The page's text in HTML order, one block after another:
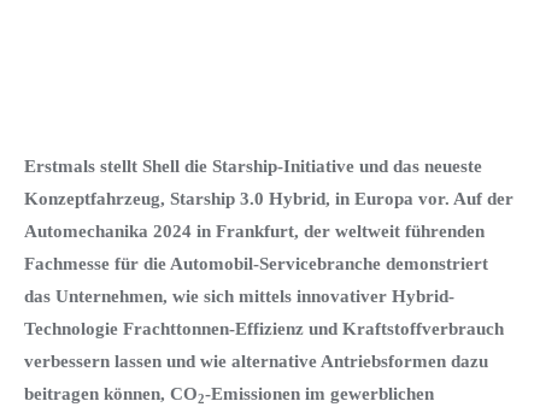
Erstmals stellt Shell die Starship-Initiative und das neueste
Konzeptfahrzeug, Starship 3.0 Hybrid, in Europa vor. Auf der
Automechanika 2024 in Frankfurt, der weltweit führenden
Fachmesse für die Automobil-Servicebranche demonstriert
das Unternehmen, wie sich mittels innovativer Hybrid-
Technologie Frachttonnen-Effizienz und Kraftstoffverbrauch
verbessern lassen und wie alternative Antriebsformen dazu
beitragen können, CO2-Emissionen im gewerblichen